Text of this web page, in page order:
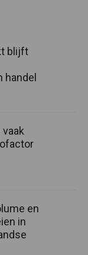
blijft
handel
en
in